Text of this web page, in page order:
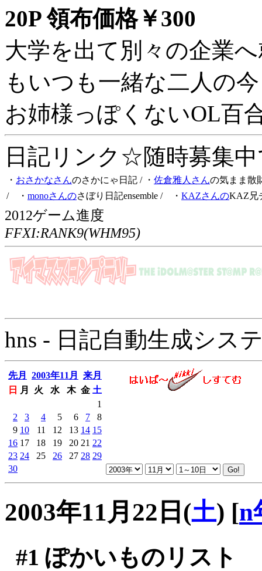
20P 領布価格￥300
大学を出て別々の企業
もいつも一緒な二人の
お姉様っぽくないOL百
日記リンク☆随時募集
・ おさかなさんのさかにゃ日記 / ・ 佐倉雅人さんの気まま散
/ ・ monoさんのさぼり日記ensemble / ・ KAZさんのKAZ兄
2012ゲーム進度
FFXI:RANK9(WHM95)
hns - 日記自動生成シス
先月 2003年11月
来月
日
月 火 水 木 金 土
1
2
3 4 5 6 7
8
9 10 11 12 13 14 15
16 17 18 19 20 21 22
23 24 25 26 27 28 29
30
2003年11月22日(土) [n
#1 ぽかいものリスト